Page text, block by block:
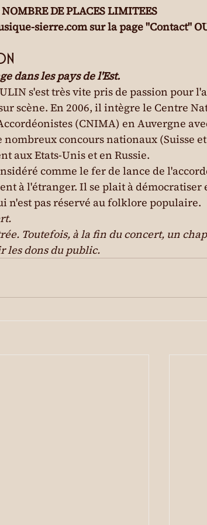
DE PLACES LIMITEES
sierre.com sur la page "Contact"
dans les pays de l'Est.
s'est très vite pris de passion pour
scène. En 2006, il intègre le Centre
(CNIMA) en Auvergne
concours nationaux (Suisse
aux Etats-Unis et en Russie.
comme le fer de lance de
à l'étranger. Il se plait à démocratiser
n'est pas réservé au folklore populaire.
Toutefois, à la fin du concert, un
les dons du public.